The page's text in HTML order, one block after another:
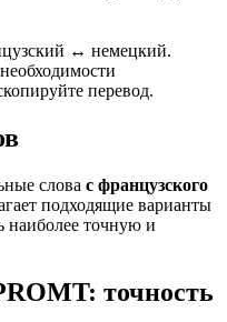
↔ немецкий.
перевод.
слова с французского
подходящие варианты
наиболее точную и
точность